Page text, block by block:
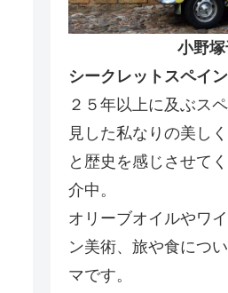
小野
シークレットスペイ
２５年以上に及ぶス
見した私なりの美し
と歴史を感じさせて
介中。
オリーブオイルやワ
ン美術、旅や食につ
マです。